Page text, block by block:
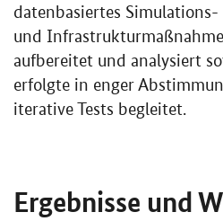
datenbasiertes
und
aufbereitet und analysiert
erfolgte in enger
iterative Tests begleitet.
Ergebnisse und